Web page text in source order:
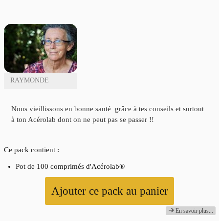
RAYMONDE
Nous vieillissons en bonne santé grâce à tes conseils et surtout
à ton Acérolab dont on ne peut pas se passer !!
Ce pack contient :
Pot de 100 comprimés d'Acérolab®
Ajouter ce pack au panier
En savoir plus...